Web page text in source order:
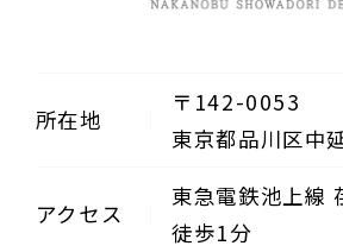
所在地
〒142-0053
東京都品川区中
アクセス
東急電鉄池上線
徒歩1分